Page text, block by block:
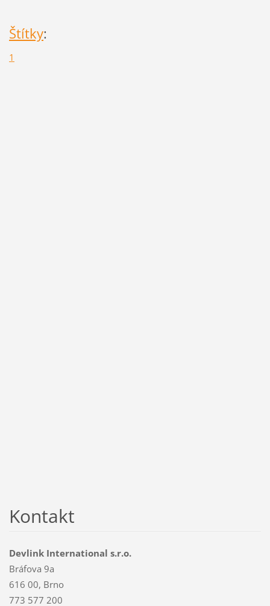
Štítky:
1
Kontakt
Devlink International s.r.o.
Bráfova 9a
616 00, Brno
773 577 200